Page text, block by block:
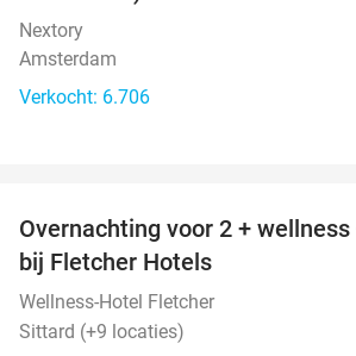
Nextory
Amsterdam
Verkocht: 6.706
Overnachting voor 2 +
bij Fletcher Hotels
Wellness-Hotel Fletcher
Sittard (+9 locaties)